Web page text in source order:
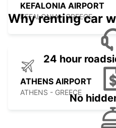
KEFALONIA AIRPORT
KEFALONIA - GREECE
ATHENS AIRPORT
ATHENS - GREECE
Why renting car
24 hour
No